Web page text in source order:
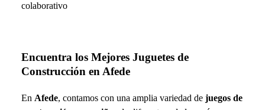
colaborativo
Encuentra los Mejores Juguetes de
Construcción en Afede
En Afede, contamos con una amplia variedad de juegos de